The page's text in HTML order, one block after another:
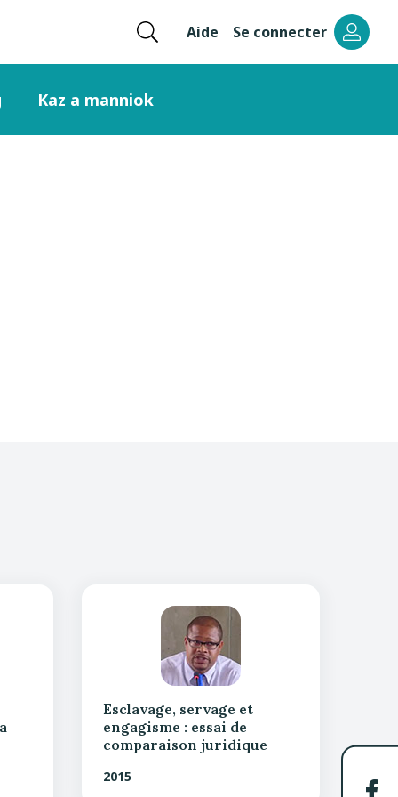
Ouvrir
Menu
right
Aide Se connecter
Kaz a manniok
Esclavage, servage et
engagisme : essai de
comparaison juridique
2015